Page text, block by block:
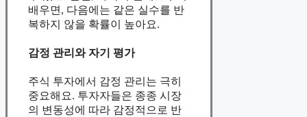
배우면, 다음에는 같은 실수를 반
복하지 않을 확률이 높아요.
감정 관리와 자기 평가
주식 투자에서 감정 관리는 극히
중요해요. 투자자들은 종종 시장
의 변동성에 따라 감정적으로 반